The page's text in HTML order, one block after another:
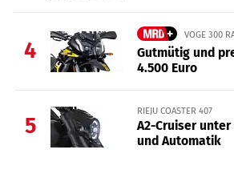
4
VOGE 300
Gutmütig und
4.500 Euro
5
RIEJU COASTER 407
A2-Cruiser unter
und Automatik